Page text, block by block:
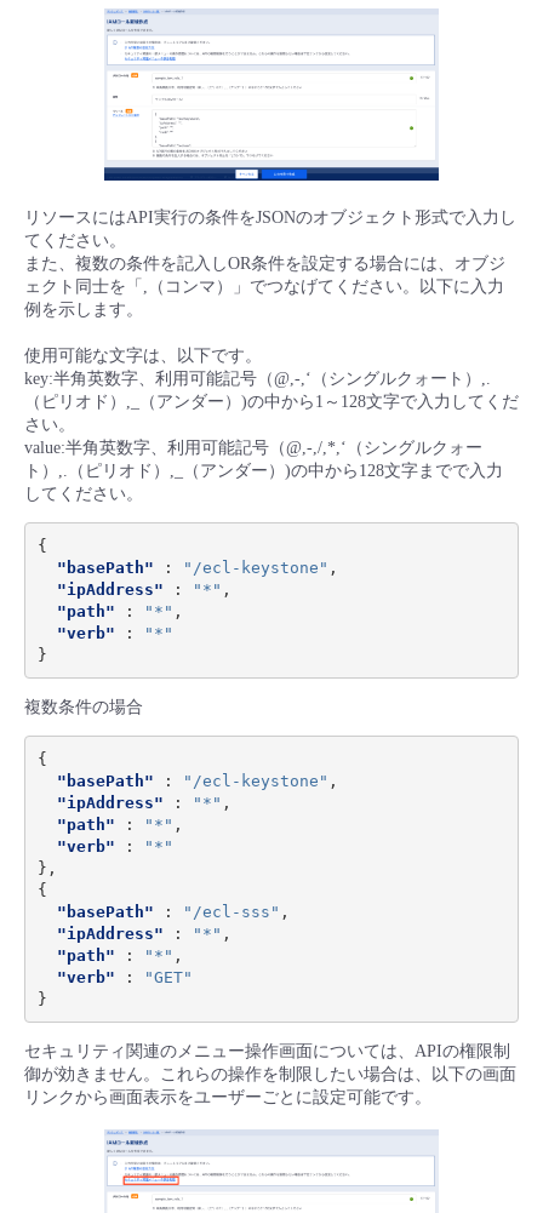
リソースにはAPI実行の条件をJSONのオブジェクト形式で入力し
てください。
また、複数の条件を記入しOR条件を設定する場合には、オブジ
ェクト同士を「,（コンマ）」でつなげてください。以下に入力
例を示します。
使用可能な文字は、以下です。
key:半角英数字、利用可能記号（@,-,‘（シングルクォート）,.
（ピリオド）,_（アンダー）)の中から1～128文字で入力してくだ
さい。
value:半角英数字、利用可能記号（@,-,/,*,‘（シングルクォー
ト）,.（ピリオド）,_（アンダー）)の中から128文字までで入力
してください。
{
"basePath"
: "/ecl-keystone" ,
"ipAddress"
: "*" ,
"path"
: "*" ,
"verb"
:
"*"
}
複数条件の場合
{
"basePath"
: "/ecl-keystone" ,
"ipAddress"
: "*" ,
"path"
: "*" ,
"verb"
:
"*"
},
{
"basePath"
: "/ecl-sss" ,
"ipAddress"
: "*" ,
"path"
: "*" ,
"verb"
:
"GET"
}
セキュリティ関連のメニュー操作画面については、APIの権限制
御が効きません。これらの操作を制限したい場合は、以下の画面
リンクから画面表示をユーザーごとに設定可能です。